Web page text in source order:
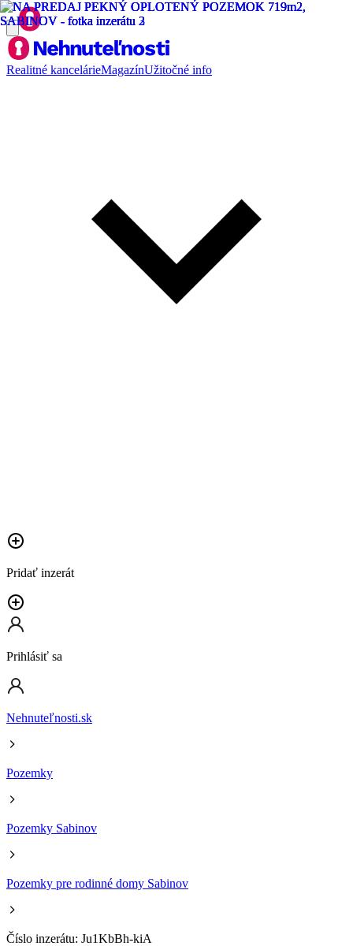
Realitné kancelárieMagazínUžitočné info
Pridať inzerát
Prihlásiť sa
Nehnuteľnosti.sk
Pozemky
Pozemky Sabinov
Pozemky pre rodinné domy Sabinov
Číslo inzerátu: Ju1KbBh-kiA